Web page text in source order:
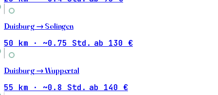
Duisburg → Solingen
50 km · ~0.75 Std. ab 130 €
Duisburg →Wuppertal
55 km · ~0.8 Std. ab 140 €